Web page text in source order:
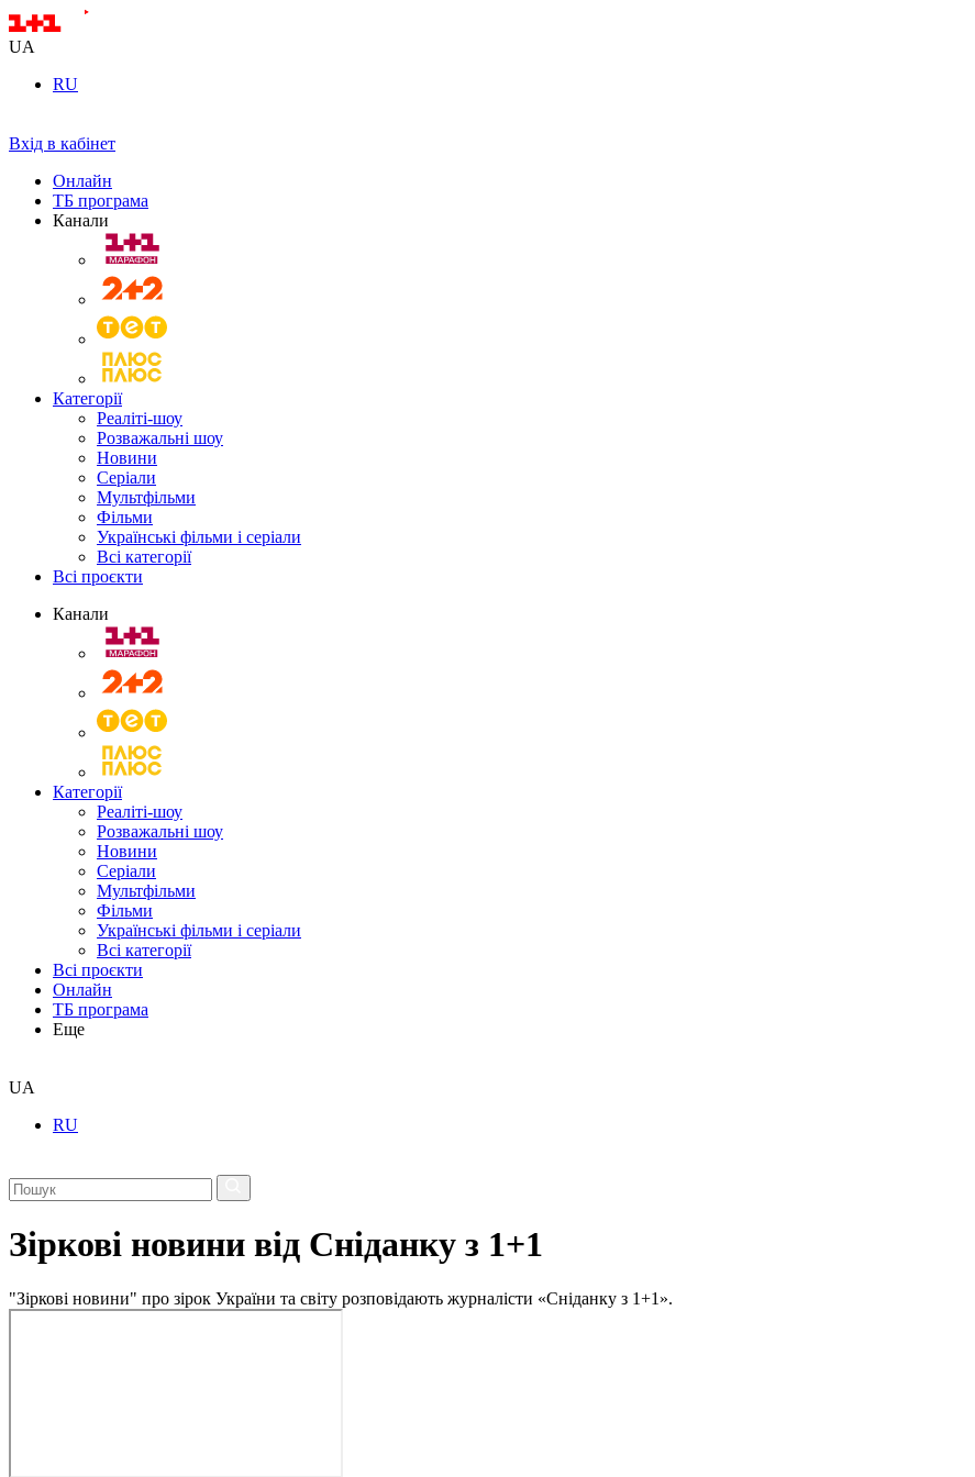
UA
RU
Вхід в кабінет
Онлайн
ТБ програма
Канали
Категорії
Реаліті-шоу
Розважальні шоу
Новини
Серіали
Мультфільми
Фільми
Українські фільми і серіали
Всі категорії
Всі проєкти
Канали
Категорії
Реаліті-шоу
Розважальні шоу
Новини
Серіали
Мультфільми
Фільми
Українські фільми і серіали
Всі категорії
Всі проєкти
Онлайн
ТБ програма
Еще
UA
RU
Зіркові новини від Сніданку з 1+1
"Зіркові новини" про зірок України та світу розповідають журналісти «Сніданку з 1+1».